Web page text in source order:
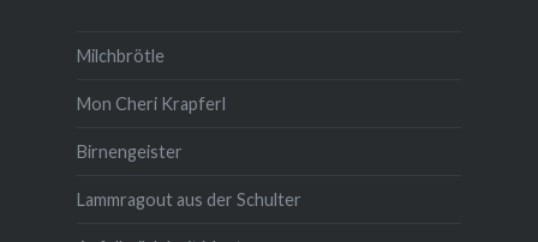
Milchbrötle
Mon Cheri Krapferl
Birnengeister
Lammragout aus der Schulter